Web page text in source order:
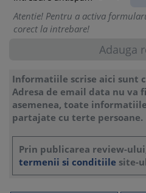
Atentie! Pentru a activa
corect la intrebare!
Informatiile scrise aici sunt
Adresa de email data nu va
asemenea, toate
partajate cu terte persoane.
Prin publicarea review-
termenii si conditiile site-